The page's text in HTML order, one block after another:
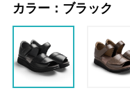
カラー： ブラック